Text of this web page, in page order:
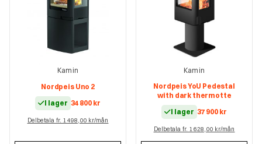
Kamin
Nordpeis Uno 2
I lager 34 800 kr
Delbetala fr. 1 498,00 kr/mån
Kamin
Nordpeis YoU Pedestal
with dark thermotte
I lager 37 900 kr
Delbetala fr. 1 628,00 kr/mån